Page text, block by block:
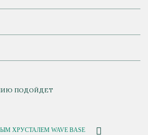
ПОДОЙДЕТ
ХРУСТАЛЕМ WAVE BASE